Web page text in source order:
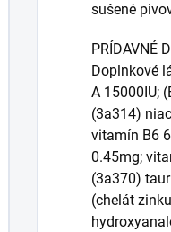
sušené
PRÍDAVNÉ
Doplnkové
A 15000IU;
(3a314)
vitamín B6
0.45mg;
(3a370)
(chelát